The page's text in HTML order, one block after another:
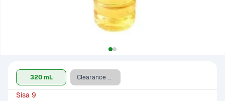
320 mL Clearance Sale - 320 mL
Sisa 9